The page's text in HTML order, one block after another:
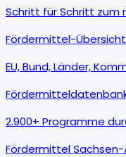
Schritt für Schritt zum
Fördermittel-
EU, Bund, Länder,
2.900+ Programme
Fördermittel